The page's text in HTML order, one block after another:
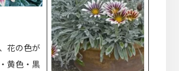
花の色が
黄色・黒